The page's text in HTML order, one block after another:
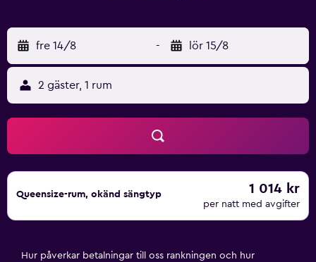
fre 14/8 - lör 15/8
2 gäster, 1 rum
Queensize-rum, okänd sängtyp 1 014 kr
per natt med avgifter
Hur påverkar betalningar till oss rankningen och hur